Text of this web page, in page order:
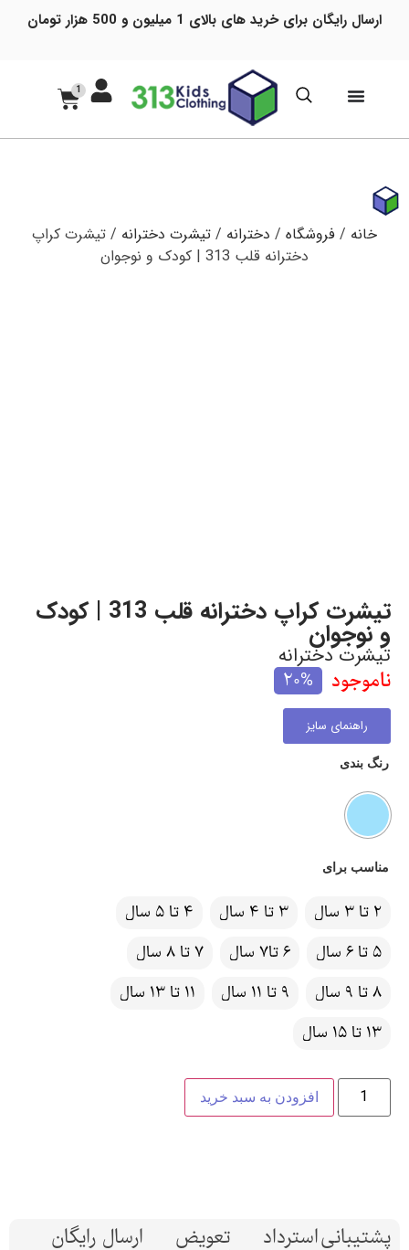
ارسال رایگان برای خرید های بالای 1 میلیون و 500 هزار تومان
1
خانه / فروشگاه / دخترانه / تیشرت دخترانه / تیشرت کراپ
دخترانه قلب 313 | کودک و نوجوان
تیشرت کراپ دخترانه قلب 313 | کودک
و نوجوان
تیشرت دخترانه
ناموجود 20%
راهنمای سایز
رنگ بندی
مناسب برای
2 تا 3 سال 3 تا 4 سال
4 تا 5 سال
5 تا 6 سال
6 تا7 سال
7 تا 8 سال
8 تا 9 سال
9 تا 11 سال
11 تا 13 سال
13 تا 15 سال
افزودن به سبد خرید
پشتیبانیاسترداد تعویض ارسال رایگان